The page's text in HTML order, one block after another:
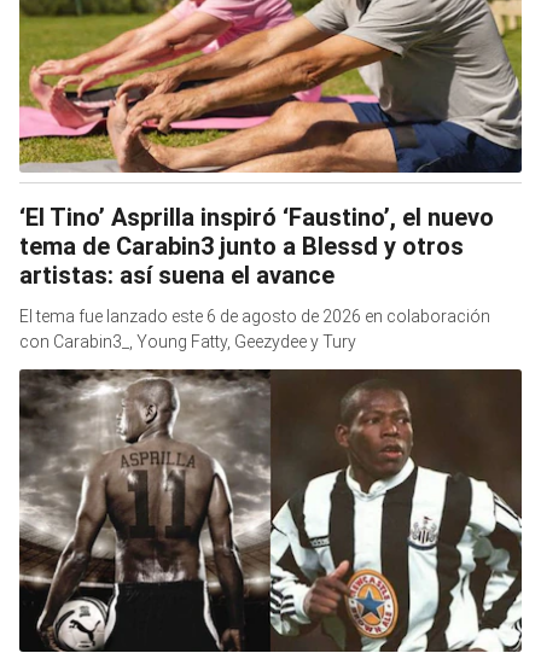
‘El Tino’ Asprilla inspiró ‘Faustino’, el nuevo
tema de Carabin3 junto a Blessd y otros
artistas: así suena el avance
El tema fue lanzado este 6 de agosto de 2026 en colaboración
con Carabin3_, Young Fatty, Geezydee y Tury